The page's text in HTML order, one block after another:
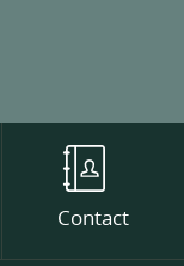
Contact